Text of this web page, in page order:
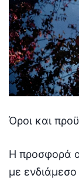
Όροι και
Η προσφορά
με